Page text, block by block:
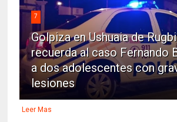
7
Golpiza en Ushuaia de
recuerda al caso Fernando
a dos adolescentes con
lesiones
Leer Mas